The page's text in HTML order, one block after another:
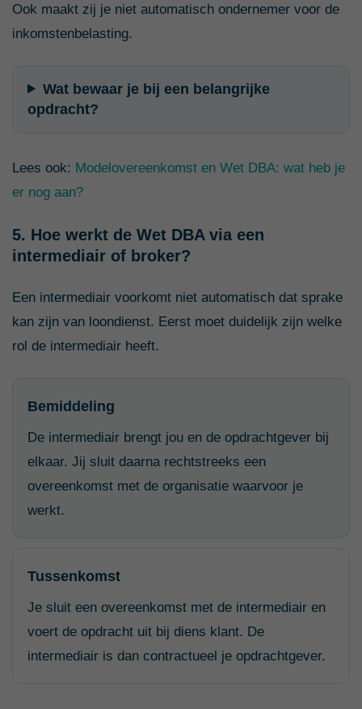
Ook maakt zij je niet automatisch ondernemer voor de
inkomstenbelasting.
Wat bewaar je bij een belangrijke
opdracht?
Lees ook: Modelovereenkomst en Wet DBA: wat heb je
er nog aan?
5. Hoe werkt de Wet DBA via een
intermediair of broker?
Een intermediair voorkomt niet automatisch dat sprake
kan zijn van loondienst. Eerst moet duidelijk zijn welke
rol de intermediair heeft.
Bemiddeling
De intermediair brengt jou en de opdrachtgever bij
elkaar. Jij sluit daarna rechtstreeks een
overeenkomst met de organisatie waarvoor je
werkt.
Tussenkomst
Je sluit een overeenkomst met de intermediair en
voert de opdracht uit bij diens klant. De
intermediair is dan contractueel je opdrachtgever.